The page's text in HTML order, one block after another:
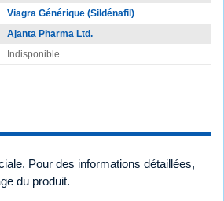
Viagra Générique (Sildénafil)
Ajanta Pharma Ltd.
Indisponible
Pour des informations détaillées,
du produit.